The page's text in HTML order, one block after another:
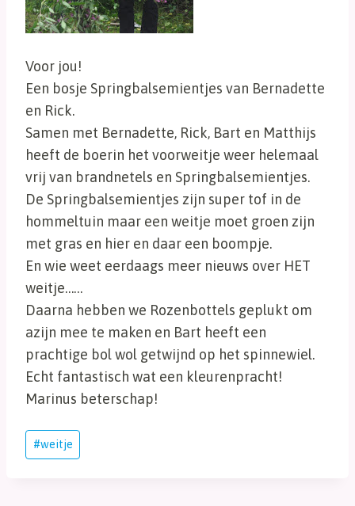
Voor jou!
Een bosje Springbalsemientjes van Bernadette
en Rick.
Samen met Bernadette, Rick, Bart en Matthijs
heeft de boerin het voorweitje weer helemaal
vrij van brandnetels en Springbalsemientjes.
De Springbalsemientjes zijn super tof in de
hommeltuin maar een weitje moet groen zijn
met gras en hier en daar een boompje.
En wie weet eerdaags meer nieuws over HET
weitje……
Daarna hebben we Rozenbottels geplukt om
azijn mee te maken en Bart heeft een
prachtige bol wol getwijnd op het spinnewiel.
Echt fantastisch wat een kleurenpracht!
Marinus beterschap!
Bericht
tags:
#weitje